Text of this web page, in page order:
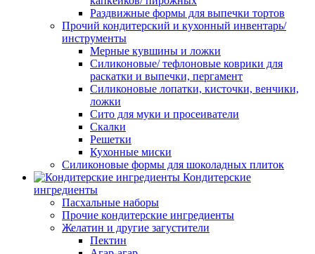
Раздвижные формы для выпечки тортов
Прочий кондитерский и кухонный инвентарь/
инструменты
Мерные кувшины и ложки
Силиконовые/ тефлоновые коврики для
раскатки и выпечки, пергамент
Силиконовые лопатки, кисточки, венчики,
ложки
Сито для муки и просеиватели
Скалки
Решетки
Кухонные миски
Силиконовые формы для шоколадных плиток
Кондитерские
ингредиенты
Пасхальные наборы
Прочие кондитерские ингредиенты
Желатин и другие загустители
Пектин